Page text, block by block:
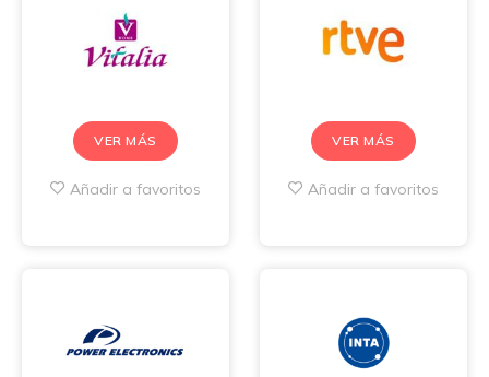
VER MÁS
Añadir a favoritos
VER MÁS
Añadir a favoritos